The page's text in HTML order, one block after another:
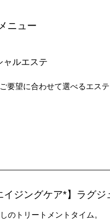
ニュー
ャルエステ
要望に合わせて選べるエステ
イジングケア*】ラグ
のトリートメントタイム。